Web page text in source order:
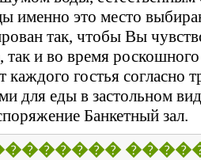
именно это место
так, чтобы Вы
так и во время
каждого гостья согласно
для еды в застольном
Банкетный зал.